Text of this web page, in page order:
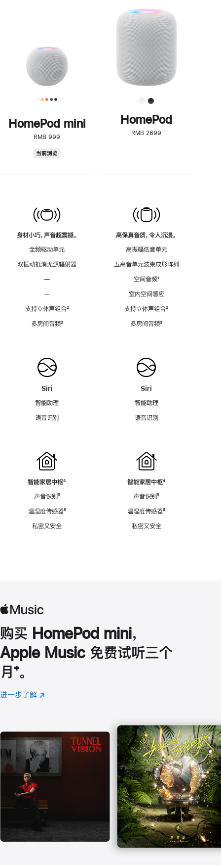
HomePod mini
RMB 999
当前浏览
身材小巧，声音超震撼。
全频驱动单元
双振动抵消无源辐射器
—
—
支持立体声组合脚
²
多房间音频脚
³
Siri
智能助理
语音识别
智能家居中枢脚
⁴
声音识别脚
⁵
温湿度传感器脚
⁶
私密又安全
步
了
解
HomePod<
HomePod
RMB 2699
高保真音质，令人沉浸。
高振幅低音单元
五高音单元波束成形阵列
空间音频脚
¹
室内空间感应
支持立体声组合脚
²
多房间音频脚
³
Siri
智能助理
语音识别
智能家居中枢脚
⁴
声音识别脚
⁵
温湿度传感器脚
⁶
私密又安全
购买 HomePod mini，
Apple Music 免费试听三个
月 脚
注
⁺。
进一步了解 Apple
(在
口
中
打
开)